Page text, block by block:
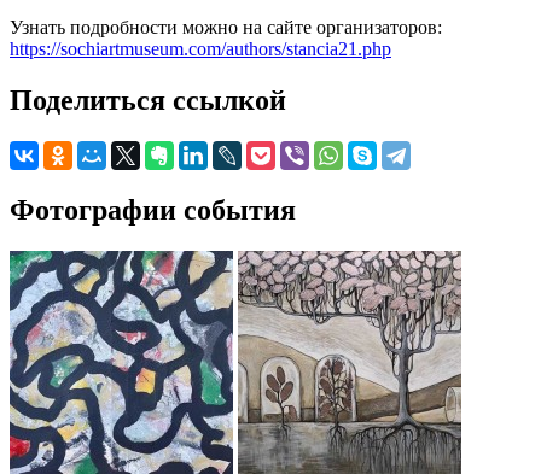
Узнать подробности можно на сайте организаторов:
https://sochiartmuseum.com/authors/stancia21.php
Поделиться ссылкой
Фотографии события